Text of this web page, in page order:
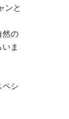
ンと
然の
ま
ペシ